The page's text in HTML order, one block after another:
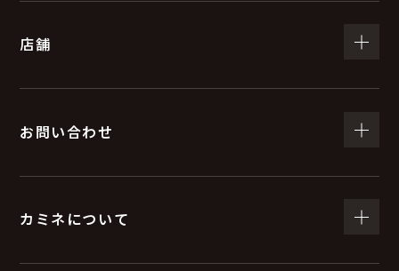
店舗
お問い合わせ
カミネについて